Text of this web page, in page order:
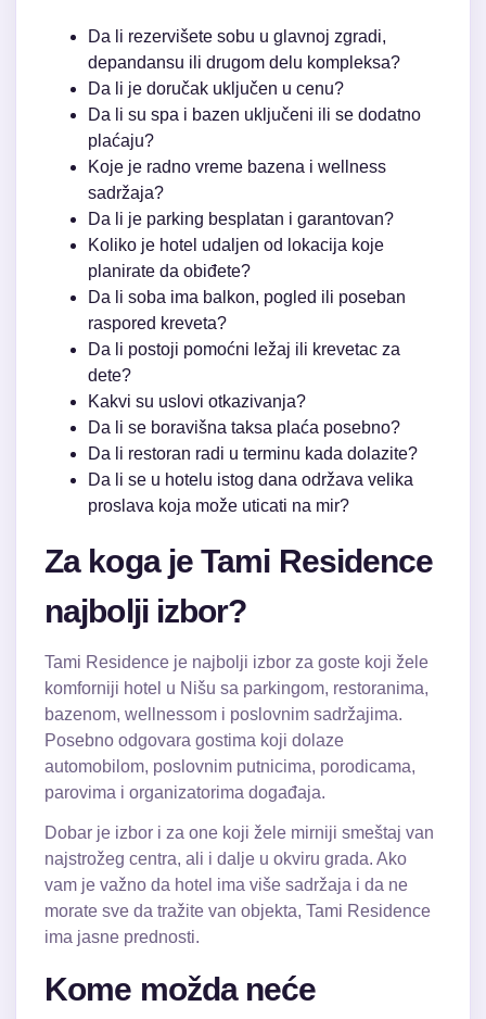
Da li rezervišete sobu u glavnoj zgradi,
depandansu ili drugom delu kompleksa?
Da li je doručak uključen u cenu?
Da li su spa i bazen uključeni ili se dodatno
plaćaju?
Koje je radno vreme bazena i wellness
sadržaja?
Da li je parking besplatan i garantovan?
Koliko je hotel udaljen od lokacija koje
planirate da obiđete?
Da li soba ima balkon, pogled ili poseban
raspored kreveta?
Da li postoji pomoćni ležaj ili krevetac za
dete?
Kakvi su uslovi otkazivanja?
Da li se boravišna taksa plaća posebno?
Da li restoran radi u terminu kada dolazite?
Da li se u hotelu istog dana održava velika
proslava koja može uticati na mir?
Za koga je Tami Residence
najbolji izbor?
Tami Residence je najbolji izbor za goste koji žele
komforniji hotel u Nišu sa parkingom, restoranima,
bazenom, wellnessom i poslovnim sadržajima.
Posebno odgovara gostima koji dolaze
automobilom, poslovnim putnicima, porodicama,
parovima i organizatorima događaja.
Dobar je izbor i za one koji žele mirniji smeštaj van
najstrožeg centra, ali i dalje u okviru grada. Ako
vam je važno da hotel ima više sadržaja i da ne
morate sve da tražite van objekta, Tami Residence
ima jasne prednosti.
Kome možda neće